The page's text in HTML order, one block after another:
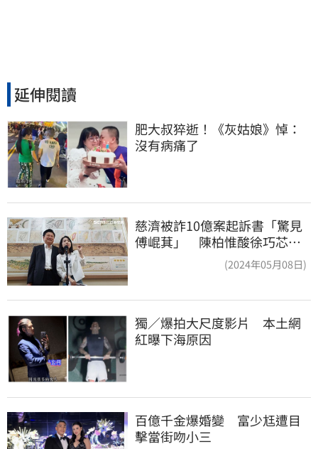
延伸閱讀
肥大叔猝逝！《灰姑娘》悼：
沒有病痛了
慈濟被詐10億案起訴書「驚見
傅崐萁」 陳柏惟酸徐巧芯：
(2024年05月08日)
獨／爆拍大尺度影片　本土網
紅曝下海原因
百億千金爆婚變　富少尪遭目
擊當街吻小三